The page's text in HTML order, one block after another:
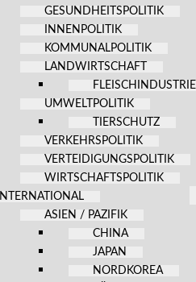
GESUNDHEITSPOLITIK
INNENPOLITIK
KOMMUNALPOLITIK
LANDWIRTSCHAFT
FLEISCHINDUSTRIE
UMWELTPOLITIK
TIERSCHUTZ
VERKEHRSPOLITIK
VERTEIDIGUNGSPOLITIK
WIRTSCHAFTSPOLITIK
INTERNATIONAL
ASIEN / PAZIFIK
CHINA
JAPAN
NORDKOREA